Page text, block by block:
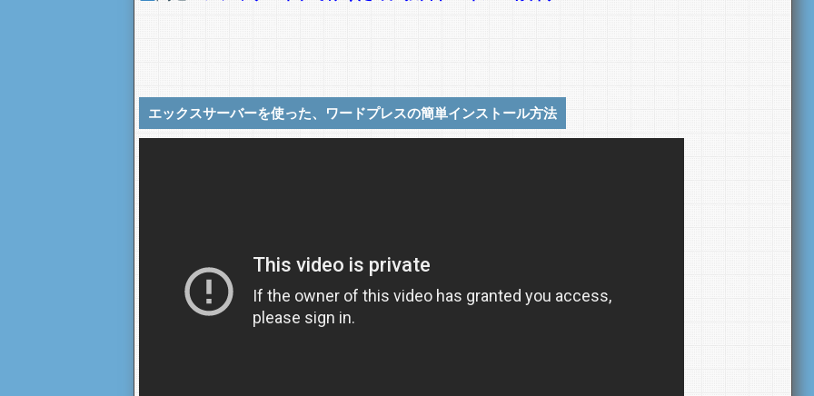
エックスサーバーを使った、ワードプレスの簡単インストール方法